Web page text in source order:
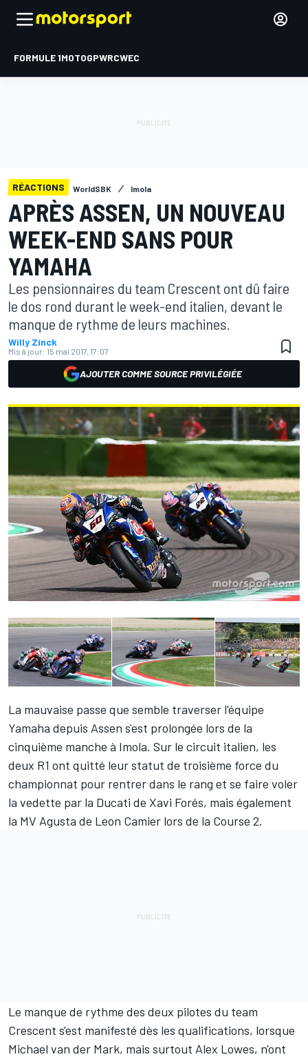
FORMULE 1MOTOGPWRCWEC
RÉACTIONS WorldSBK Imola
APRÈS ASSEN, UN NOUVEAU
WEEK-END SANS POUR
YAMAHA
Les pensionnaires du team Crescent ont dû faire
le dos rond durant le week-end italien, devant le
manque de rythme de leurs machines.
Willy Zinck
Mis à jour: 15 mai 2017, 17:07
AJOUTER COMME SOURCE PRIVILÉGIÉE
La mauvaise passe que semble traverser l'équipe
Yamaha depuis Assen s'est prolongée lors de la
cinquième manche à Imola. Sur le circuit italien, les
deux R1 ont quitté leur statut de troisième force du
championnat pour rentrer dans le rang et se faire voler
la vedette par la Ducati de Xavi Forés, mais également
la MV Agusta de Leon Camier lors de la Course 2.
Le manque de rythme des deux pilotes du team
Crescent s'est manifesté dès les qualifications, lorsque
Michael van der Mark, mais surtout Alex Lowes, n'ont